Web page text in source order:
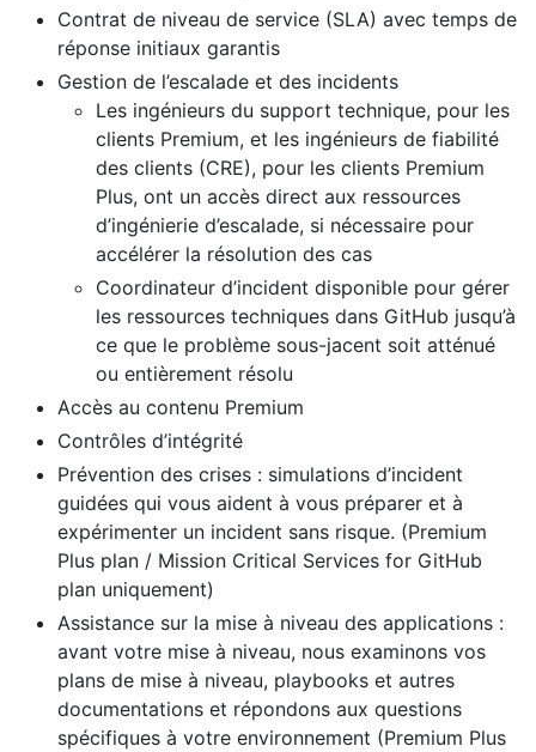
Contrat de niveau de service (SLA) avec temps de
réponse initiaux garantis
Gestion de l’escalade et des incidents
Les ingénieurs du support technique, pour les
clients Premium, et les ingénieurs de fiabilité
des clients (CRE), pour les clients Premium
Plus, ont un accès direct aux ressources
d’ingénierie d’escalade, si nécessaire pour
accélérer la résolution des cas
Coordinateur d’incident disponible pour gérer
les ressources techniques dans GitHub jusqu’à
ce que le problème sous-jacent soit atténué
ou entièrement résolu
Accès au contenu Premium
Contrôles d’intégrité
Prévention des crises : simulations d’incident
guidées qui vous aident à vous préparer et à
expérimenter un incident sans risque. (Premium
Plus plan / Mission Critical Services for GitHub
plan uniquement)
Assistance sur la mise à niveau des applications :
avant votre mise à niveau, nous examinons vos
plans de mise à niveau, playbooks et autres
documentations et répondons aux questions
spécifiques à votre environnement (Premium Plus